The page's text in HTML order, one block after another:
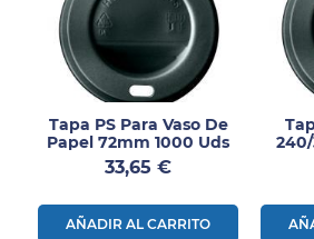
Tapa PS Para Vaso De
Papel 72mm 1000 Uds
Precio
33,65 €
AÑADIR AL CARRITO